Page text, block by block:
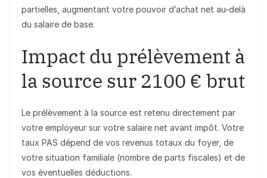
partielles, augmentant votre pouvoir d’achat net au-delà
du salaire de base.
Impact du prélèvement à
la source sur 2100 € brut
Le prélèvement à la source est retenu directement par
votre employeur sur votre salaire net avant impôt. Votre
taux PAS dépend de vos revenus totaux du foyer, de
votre situation familiale (nombre de parts fiscales) et de
vos éventuelles déductions.